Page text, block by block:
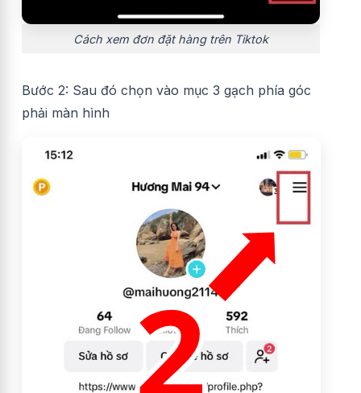
Cách xem đơn đặt hàng trên Tiktok
Bước 2: Sau đó chọn vào mục 3 gạch phía góc
phải màn hình